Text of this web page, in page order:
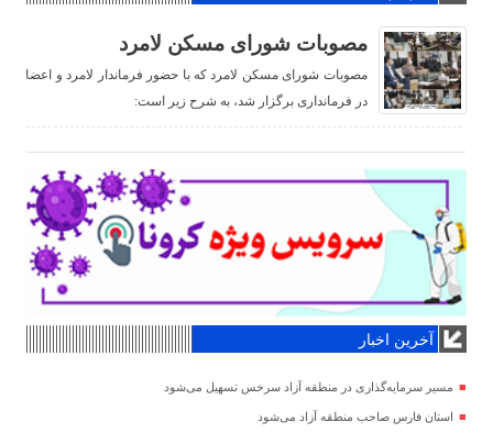
مصوبات شورای مسکن لامرد
مصوبات شورای مسکن لامرد که با حضور فرماندار لامرد و اعضا
در فرمانداری برگزار شد، به شرح زیر است:
آخرین اخبار
مسیر سرمایه‌گذاری در منطقه آزاد سرخس تسهیل می‌شود
استان فارس صاحب منطقه آزاد می‌شود